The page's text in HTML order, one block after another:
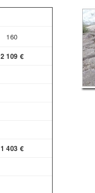
160
2 109 €
1 403 €